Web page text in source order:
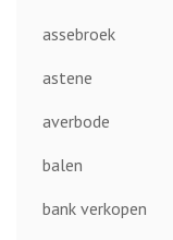
assebroek
astene
averbode
balen
bank verkopen